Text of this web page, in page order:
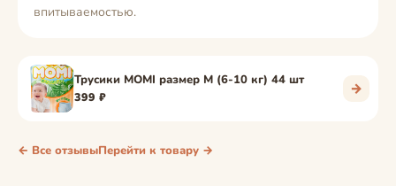
впитываемостью.
Трусики MOMI размер M (6-10 кг) 44 шт
399 ₽ →
← Все отзывыПерейти к товару →